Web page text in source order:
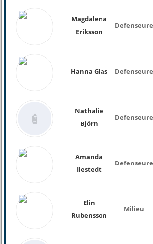
Magdalena
Eriksson
Defenseure
Hanna Glas Defenseure
Nathalie
Björn
Defenseure
Amanda
Ilestedt
Defenseure
Elin
Rubensson
Milieu